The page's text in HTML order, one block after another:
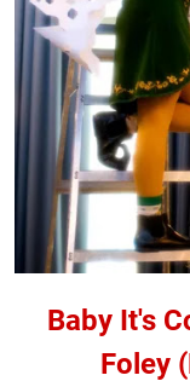
Baby It's
Foley